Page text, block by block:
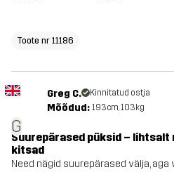
Toote nr 11186
G
Greg C. Kinnitatud ostja
Mõõdud: 193cm, 103kg
Suurepärased püksid – lihtsalt
kitsad
Need nägid suurepärased välja, aga